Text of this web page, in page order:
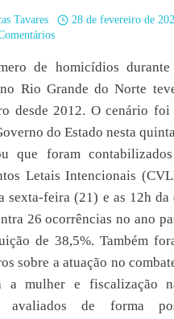
Tavares
28 de fevereiro de
de homicídios
Rio Grande do Norte
desde 2012. O cenário foi
do Estado nesta
que foram
Letais Intencionais
sexta-feira (21) e as 12h da
26 ocorrências no ano
de 38,5%. Também
sobre a atuação no
a mulher e fiscalização
avaliados de forma